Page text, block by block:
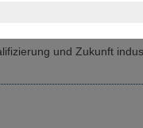
und Zukunft